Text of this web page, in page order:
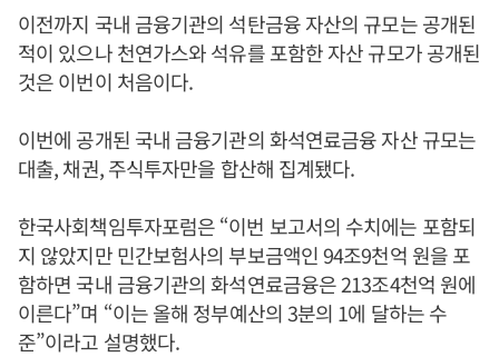
이전까지 국내 금융기관의 석탄금융 자산의 규모는 공개된
적이 있으나 천연가스와 석유를 포함한 자산 규모가 공개된
것은 이번이 처음이다.
이번에 공개된 국내 금융기관의 화석연료금융 자산 규모는
대출, 채권, 주식투자만을 합산해 집계됐다.
한국사회책임투자포럼은 “이번 보고서의 수치에는 포함되
지 않았지만 민간보험사의 부보금액인 94조9천억 원을 포
함하면 국내 금융기관의 화석연료금융은 213조4천억 원에
이른다”며 “이는 올해 정부예산의 3분의 1에 달하는 수
준”이라고 설명했다.